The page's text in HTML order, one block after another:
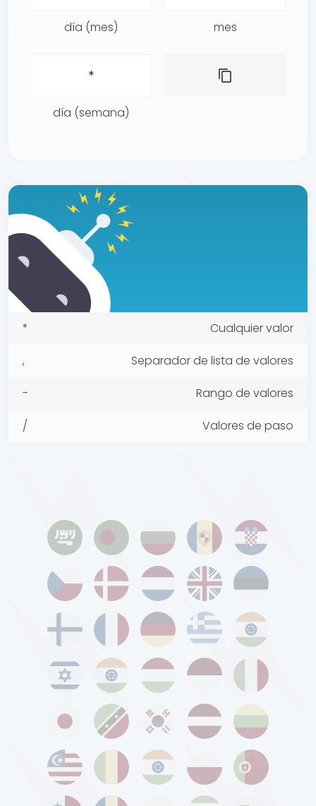
día (mes) mes
día (semana)
*
Cualquier valor
,
Separador de lista de valores
-
Rango de valores
/
Valores de paso